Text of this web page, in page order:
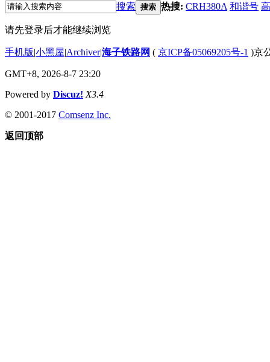
搜索 搜索 热搜: CRH380A 和谐号
请先登录后才能继续浏览
手机版|小黑屋|Archiver|海子铁路网 ( 京ICP备05069205号-1 )京
GMT+8, 2026-8-7 23:20
Powered by Discuz! X3.4
© 2001-2017 Comsenz Inc.
返回顶部